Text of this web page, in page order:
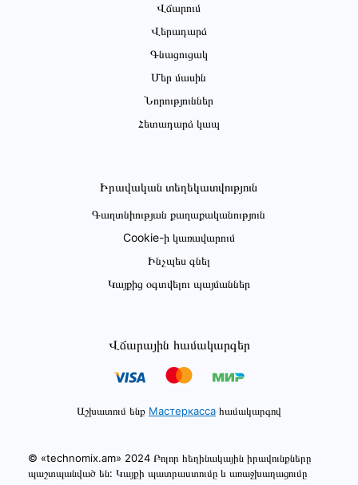
Վճարում
Վերադարձ
Գնացուցակ
Մեր մասին
Նորություններ
Հետադարձ կապ
Իրավական տեղեկատվություն
Գաղտնիության քաղաքականություն
Cookie-ի կառավարում
Ինչպես գնել
Կայքից օգտվելու պայմաններ
Վճարային համակարգեր
Աշխատում ենք Мастеркасса համակարգով
© «technomix.am» 2024 Բոլոր հեղինակային իրավունքները
պաշտպանված են: Կայքի պատրաստումը և առաջխաղացումը